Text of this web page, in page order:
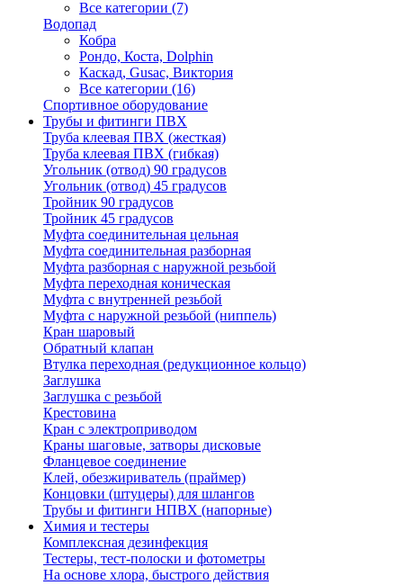
Все категории (7)
Водопад
Кобра
Рондо, Коста, Dolphin
Каскад, Gusac, Виктория
Все категории (16)
Спортивное оборудование
Трубы и фитинги ПВХ
Труба клеевая ПВХ (жесткая)
Труба клеевая ПВХ (гибкая)
Угольник (отвод) 90 градусов
Угольник (отвод) 45 градусов
Тройник 90 градусов
Тройник 45 градусов
Муфта соединительная цельная
Муфта соединительная разборная
Муфта разборная с наружной резьбой
Муфта переходная коническая
Муфта с внутренней резьбой
Муфта с наружной резьбой (ниппель)
Кран шаровый
Обратный клапан
Втулка переходная (редукционное кольцо)
Заглушка
Заглушка с резьбой
Крестовина
Кран с электроприводом
Краны шаговые, затворы дисковые
Фланцевое соединение
Клей, обезжириватель (праймер)
Концовки (штуцеры) для шлангов
Трубы и фитинги НПВХ (напорные)
Химия и тестеры
Комплексная дезинфекция
Тестеры, тест-полоски и фотометры
На основе хлора, быстрого действия